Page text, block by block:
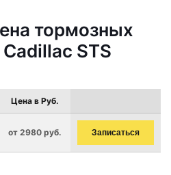
тормозных
STS
Цена в Руб.
от 2980 руб. Записаться